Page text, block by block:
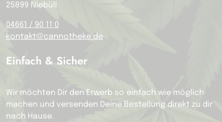
25899 Niebüll
04661 / 90 11 0
kontakt@cannotheke.de
Einfach & Sicher
Wir möchten Dir den Erwerb so einfach wie möglich
machen und versenden Deine Bestellung direkt zu dir
nach Hause.